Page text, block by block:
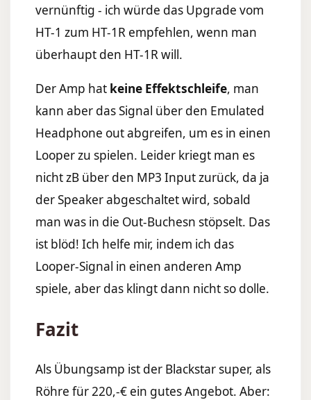
vernünftig - ich würde das Upgrade vom
HT-1 zum HT-1R empfehlen, wenn man
überhaupt den HT-1R will.
Der Amp hat keine Effektschleife, man
kann aber das Signal über den Emulated
Headphone out abgreifen, um es in einen
Looper zu spielen. Leider kriegt man es
nicht zB über den MP3 Input zurück, da ja
der Speaker abgeschaltet wird, sobald
man was in die Out-Buchesn stöpselt. Das
ist blöd! Ich helfe mir, indem ich das
Looper-Signal in einen anderen Amp
spiele, aber das klingt dann nicht so dolle.
Fazit
Als Übungsamp ist der Blackstar super, als
Röhre für 220,-€ ein gutes Angebot. Aber: